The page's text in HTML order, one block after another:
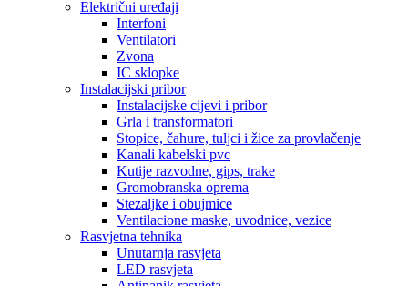
Električni uređaji
Interfoni
Ventilatori
Zvona
IC sklopke
Instalacijski pribor
Instalacijske cijevi i pribor
Grla i transformatori
Stopice, čahure, tuljci i žice za provlačenje
Kanali kabelski pvc
Kutije razvodne, gips, trake
Gromobranska oprema
Stezaljke i obujmice
Ventilacione maske, uvodnice, vezice
Rasvjetna tehnika
Unutarnja rasvjeta
LED rasvjeta